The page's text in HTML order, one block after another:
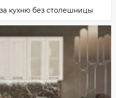
кухню без столешницы